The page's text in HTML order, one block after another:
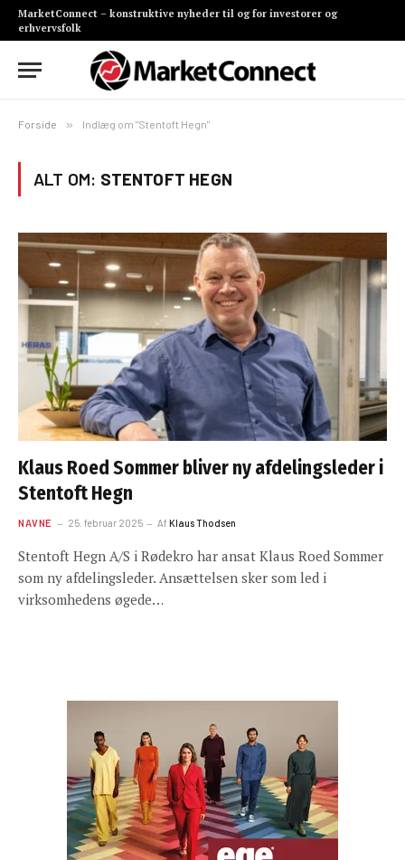
MarketConnect – konstruktive nyheder til og for investorer og
erhvervsfolk
Forside » Indlæg om "Stentoft Hegn"
ALT OM: STENTOFT HEGN
Klaus Roed Sommer bliver ny afdelingsleder i
Stentoft Hegn
NAVNE 25. februar 2025 AfKlaus Thodsen
Stentoft Hegn A/S i Rødekro har ansat Klaus Roed Sommer
som ny afdelingsleder. Ansættelsen sker som led i
virksomhedens øgede…